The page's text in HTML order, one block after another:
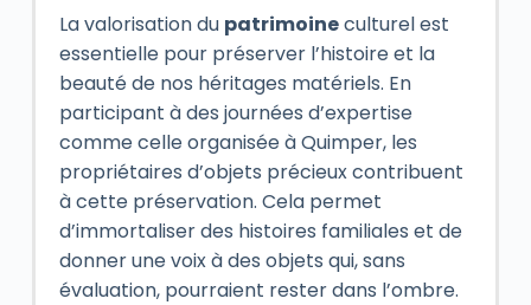
La valorisation du patrimoineculturel est
essentielle pour préserver l’histoire et la
beauté de nos héritages matériels. En
participant à des journées d’expertise
comme celle organisée à Quimper, les
propriétaires d’objets précieux contribuent
à cette préservation. Cela permet
d’immortaliser des histoires familiales et de
donner une voix à des objets qui, sans
évaluation, pourraient rester dans l’ombre.